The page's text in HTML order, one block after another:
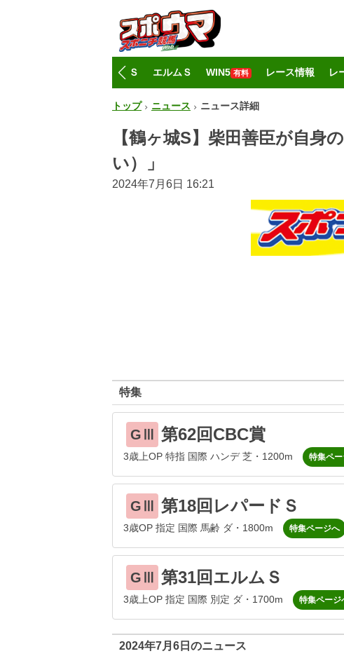
レパードＳ エルムＳ WIN5 有料 レース情報 レ
トップ ニュース ニュース詳細
【鶴ヶ城S】柴田善臣が自
い）」
2024年7月6日 16:21
特集
GⅢ 第62回CBC賞
3歳上OP 特指 国際 ハンデ 芝・1200m 特集ペ
GⅢ 第18回レパードＳ
3歳OP 指定 国際 馬齢 ダ・1800m 特集ページへ
GⅢ 第31回エルムＳ
3歳上OP 指定 国際 別定 ダ・1700m 特集ページ
2024年7月6日のニュース